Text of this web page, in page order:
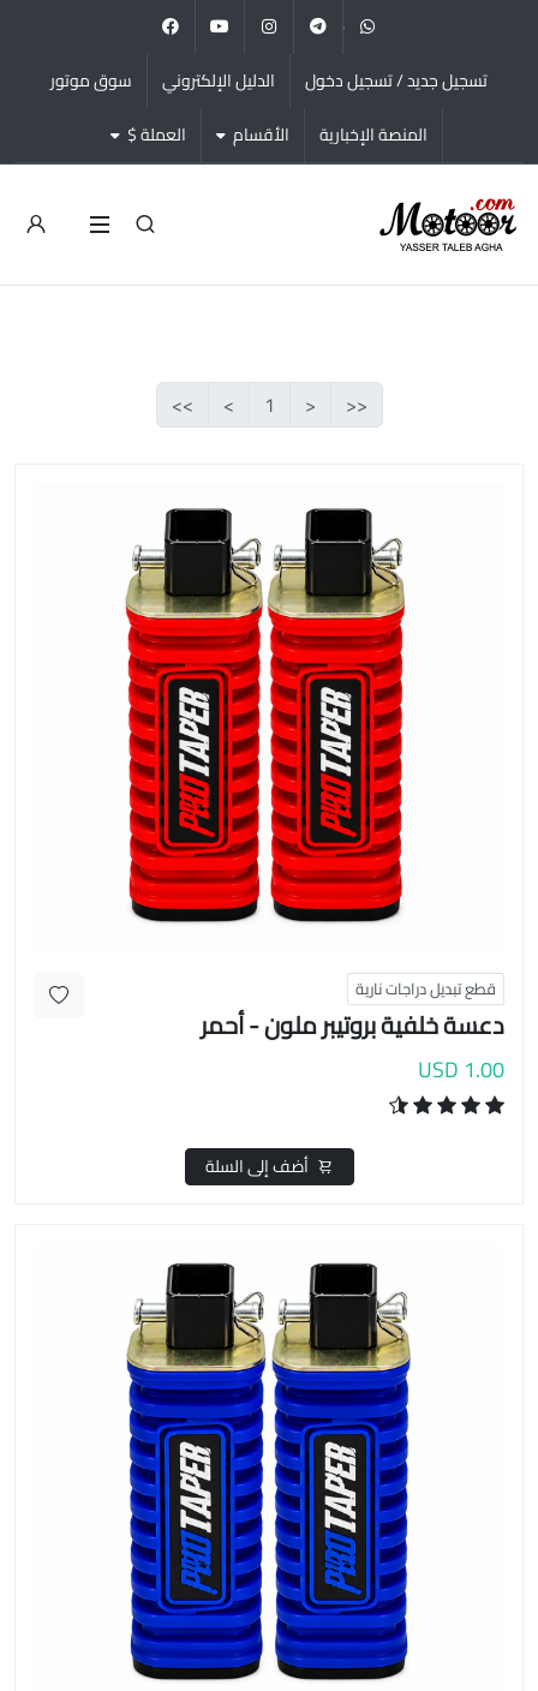
whatsapp
telegram
instagram
youtube
تسجيل جديد / تسجيل دخول
الدليل الإلكتروني
سوق موتور
المنصة الإخبارية
الأقسام العملة $
<<
<
1
>
>>
قطع تبديل دراجات نارية
دعسة خلفية بروتيبر ملون - أحمر
1.00 USD
أضف إلى السلة